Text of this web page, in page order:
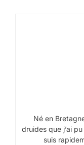
Né en
druides que j’ai
suis